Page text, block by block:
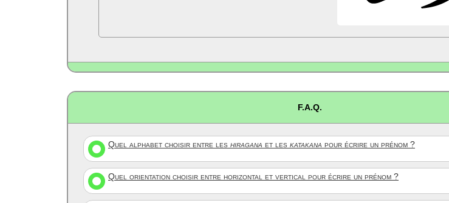
F.A.Q.
Quel alphabet choisir entre les hiragana et les katakana pour écrire un prénom ?
Quel orientation choisir entre horizontal et vertical pour écrire un prénom ?